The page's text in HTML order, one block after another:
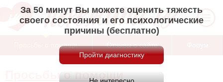
За 50 минут Вы можете оценить тяжесть
своего состояния и его психологические
причины (бесплатно)
Просьбы о помощи Отзывы о сайте
Просьбы о помощи